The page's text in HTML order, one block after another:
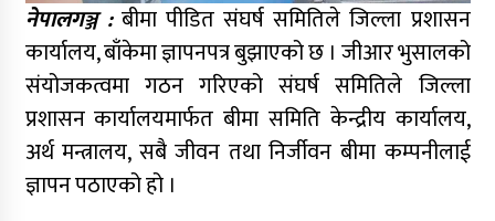
नेपालगञ्ज : बीमा पीडित संघर्ष समितिले जिल्ला प्रशासन
कार्यालय, बाँकेमा ज्ञापनपत्र बुझाएको छ । जीआर भुसालको
संयोजकत्वमा गठन गरिएको संघर्ष समितिले जिल्ला
प्रशासन कार्यालयमार्फत बीमा समिति केन्द्रीय कार्यालय,
अर्थ मन्त्रालय, सबै जीवन तथा निर्जीवन बीमा कम्पनीलाई
ज्ञापन पठाएको हो ।